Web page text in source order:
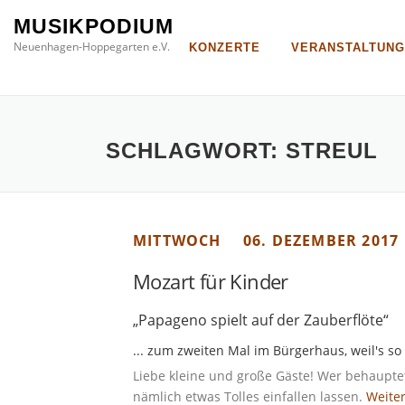
zum
Inhalt
MUSIKPODIUM
Neuenhagen-Hoppegarten e.V. KONZERTE
SCHLAGWORT: STREUL
MITTWOCH 06. DEZEMBER 2017
Mozart für Kinder
„Papageno spielt auf der Zauberflöte“
... zum zweiten Mal im Bürgerhaus, weil's
Liebe kleine und große Gäste! Wer
nämlich etwas Tolles einfallen lassen.